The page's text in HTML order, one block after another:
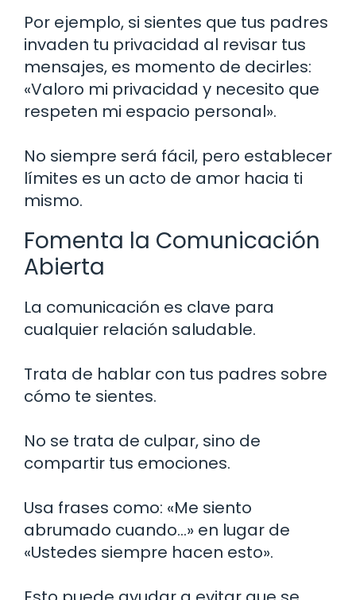
Por ejemplo, si sientes que tus padres
invaden tu privacidad al revisar tus
mensajes, es momento de decirles:
«Valoro mi privacidad y necesito que
respeten mi espacio personal».
No siempre será fácil, pero establecer
límites es un acto de amor hacia ti
mismo.
Fomenta la Comunicación
Abierta
La comunicación es clave para
cualquier relación saludable.
Trata de hablar con tus padres sobre
cómo te sientes.
No se trata de culpar, sino de
compartir tus emociones.
Usa frases como: «Me siento
abrumado cuando…» en lugar de
«Ustedes siempre hacen esto».